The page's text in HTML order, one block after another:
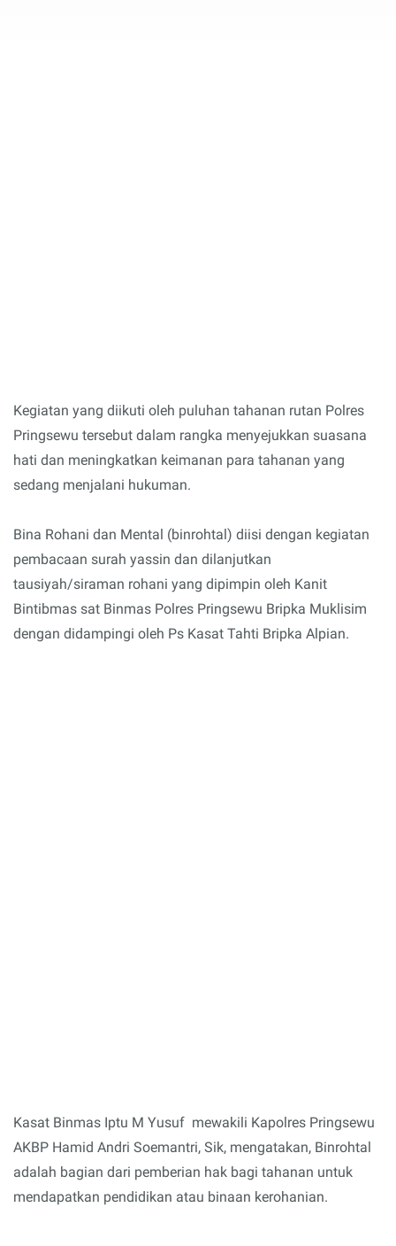
Kegiatan yang diikuti oleh puluhan tahanan rutan Polres
Pringsewu tersebut dalam rangka menyejukkan suasana
hati dan meningkatkan keimanan para tahanan yang
sedang menjalani hukuman.
Bina Rohani dan Mental (binrohtal) diisi dengan kegiatan
pembacaan surah yassin dan dilanjutkan
tausiyah/siraman rohani yang dipimpin oleh Kanit
Bintibmas sat Binmas Polres Pringsewu Bripka Muklisim
dengan didampingi oleh Ps Kasat Tahti Bripka Alpian.
Kasat Binmas Iptu M Yusuf mewakili Kapolres Pringsewu
AKBP Hamid Andri Soemantri, Sik, mengatakan, Binrohtal
adalah bagian dari pemberian hak bagi tahanan untuk
mendapatkan pendidikan atau binaan kerohanian.